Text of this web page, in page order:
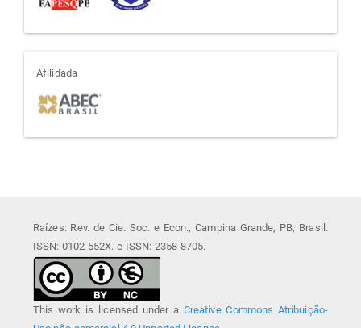
afiliada
Afilidada
Raízes: Rev. de Cie. Soc. e Econ., Campina Grande, PB, Brasil.
ISSN: 0102-552X. e-ISSN: 2358-8705.
This work is licensed under a Creative Commons Atribuição-